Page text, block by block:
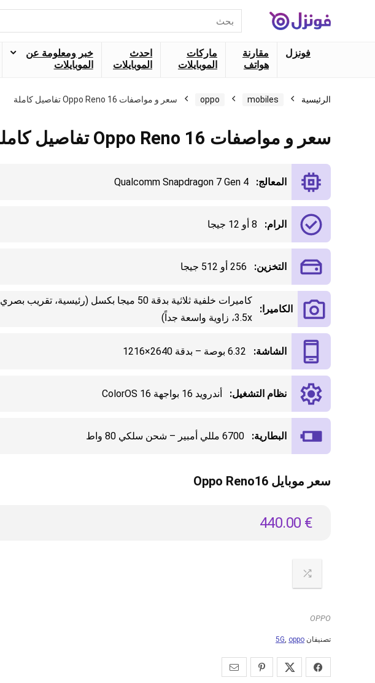
عن:
فونزل
مقارنة
هواتف
ماركات
الموبايلات
احدث
الموبايلات
خبر ومعلومة عن
الموبايلات
الرئيسية mobiles
oppo سعر و مواصفات Oppo Reno 16 تفاصيل كاملة
سعر و مواصفات Oppo Reno 16 تفاصيل كاملة
المعالج: Qualcomm Snapdragon 7 Gen 4
الرام: 8 أو 12 جيجا
التخزين: 256 أو 512 جيجا
الكاميرا:
كاميرات خلفية ثلاثية بدقة 50 ميجا بكسل (رئيسية، تقريب بصري
3.5x، زاوية واسعة جداً)
الشاشة: 6.32 بوصة – بدقة 2640×1216
نظام التشغيل: أندرويد 16 بواجهة ColorOS 16
البطارية: 6700 مللي أمبير – شحن سلكي 80 واط
سعر موبايل Oppo Reno16
€
440.00
OPPO
تصنيفان 5G, oppo